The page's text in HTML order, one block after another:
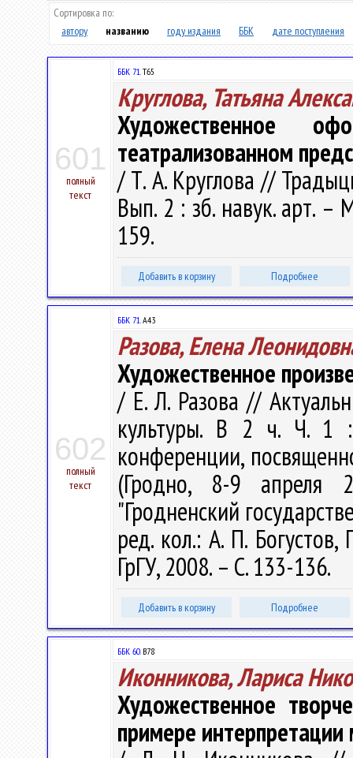
Сортировка по:
автору
названию году издания ББК дате поступления
601
полный
текст
ББК 71.Т65
Круглова, Татьяна
Художественное
театрализованном
/ Т. А. Круглова //
Вып. 2 : зб. навук. арт. –
159.
Добавить в корзину Подробнее
602
полный
текст
ББК 71.А43
Разова, Елена
Художественное
/ Е. Л. Разова //
культуры. В 2 ч. Ч. 1
конференции,
(Гродно, 8-9 апреля
"Гродненский
ред. кол.: А. П.
ГрГУ, 2008. – С. 133-136.
Добавить в корзину Подробнее
ББК 60.В78
Иконникова, Лариса
Художественное
примере